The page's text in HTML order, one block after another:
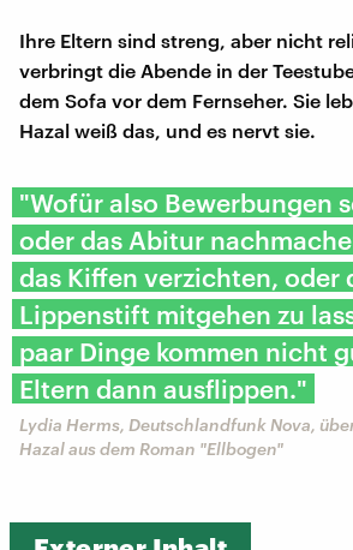
Ihre Eltern sind streng, aber nicht
verbringt die Abende in der
dem Sofa vor dem Fernseher. Sie
Hazal weiß das, und es nervt sie.
"Wofür also Bewerbungen
oder das Abitur
das Kiffen verzichten, oder
Lippenstift mitgehen zu
paar Dinge kommen nicht
Eltern dann ausflippen."
Lydia Herms, Deutschlandfunk Nova,
Hazal aus dem Roman "Ellbogen"